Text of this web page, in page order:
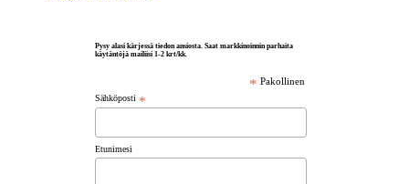
Pysy alasi kärjessä tiedon ansiosta. Saat markkinoinnin parhaita
käytäntöjä mailiisi 1-2 krt/kk.
* Pakollinen
Sähköposti *
Etunimesi